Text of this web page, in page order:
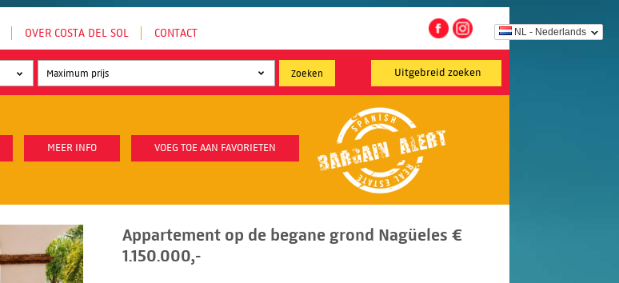
NL - Nederlands
OVER COSTA DEL SOL CONTACT
Uitgebreid zoeken
MEER INFO VOEG TOE AAN FAVORIETEN
Appartement op de begane grond Nagüeles €
1.150.000,-